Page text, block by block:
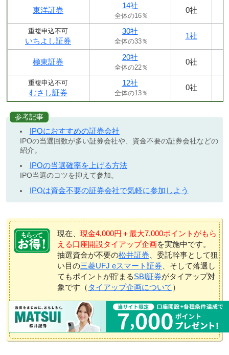
東洋証券
14社
全体の16％
0社
重複申込不可
いちよし証券
30社
全体の33％
1社
極東証券
20社
全体の22％
0社
重複申込不可
むさし証券
12社
全体の13％
0社
参考記事
IPOにおすすめの証券会社
IPOの当選回数が多い証券会社や、資金不要の証券会社などの
紹介。
IPOの当選確率を上げる方法
IPO当選のコツを抑えて参加。
IPOは資金不要の証券会社で気軽に参加しよう
現在、 現金4,000円＋最大7,000ポイントがもら
える口座開設タイアップ企画を実施中です。
抽選資金が不要の松井証券 、委託幹事として狙
い目の三菱UFJ eスマート証券 、そして落選し
てもポイントが貯まるSBI証券がタイアップ対
象です（ タイアップ企画について ）